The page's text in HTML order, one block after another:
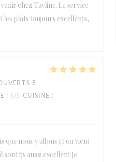
chez Tavline. Le service
les plats toujours excellents,
5
: 5/5 CUISINE :
que nous y allons et on vient
sont tjs aussi excellent Je